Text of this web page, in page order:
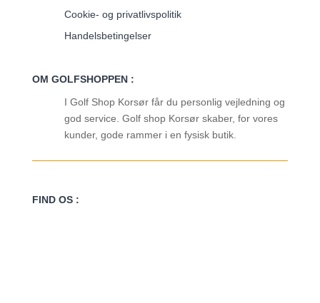
Cookie- og privatlivspolitik
Handelsbetingelser
OM GOLFSHOPPEN :
I Golf Shop Korsør får du personlig vejledning og
god service. Golf shop Korsør skaber, for vores
kunder, gode rammer i en fysisk butik.
FIND OS :